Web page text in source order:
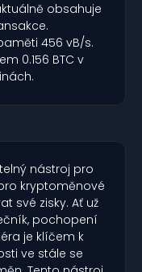
obsahuje
456 vB/s.
0.156 BTC v
nástroj pro
kryptoměnové
své zisky. Ať už
pochopení
je klíčem k
ve stále se